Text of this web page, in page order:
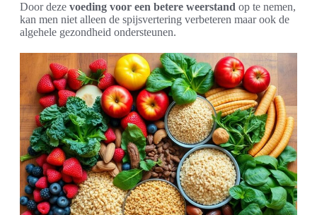
Door deze voeding voor een betere weerstand op te nemen,
kan men niet alleen de spijsvertering verbeteren maar ook de
algehele gezondheid ondersteunen.